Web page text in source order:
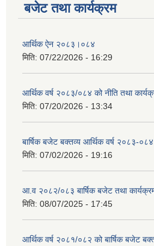
बजेट तथा कार्यक्रम
आर्थिक ऐन २०८३।०८४
मिति: 07/22/2026 - 16:29
आर्थिक वर्ष २०८३/०८४ को नीति तथा
मिति: 07/20/2026 - 13:34
बार्षिक बजेट बक्तव्य आर्थिक वर्ष २०८३-०८४
मिति: 07/02/2026 - 19:16
आ.व २०८२/०८३ बार्षिक बजेट तथा
मिति: 08/07/2025 - 17:45
आर्थिक वर्ष २०८१/०८२ को बार्षिक बजेट